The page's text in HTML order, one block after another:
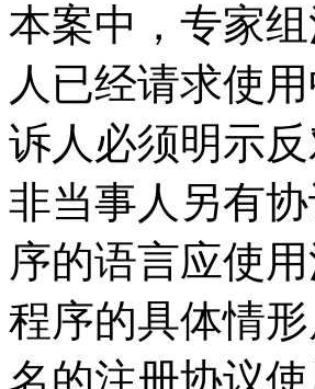
本案中，专家
人已经请求使
诉人必须明示
非当事人另有
序的语言应使
程序的具体情